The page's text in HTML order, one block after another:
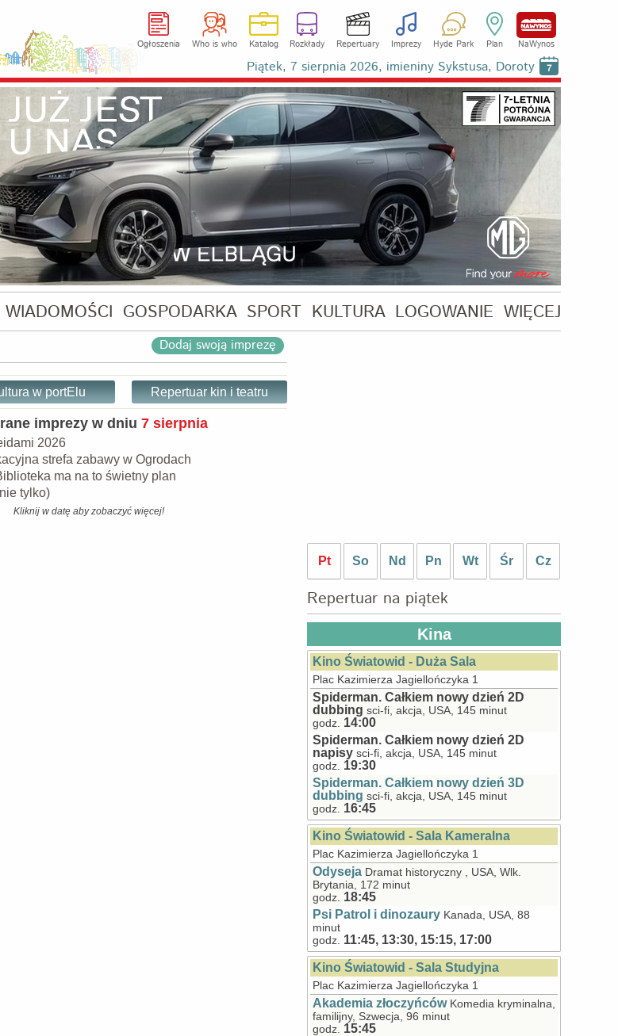
Ogłoszenia Who is who Katalog Rozkłady Repertuary Imprezy Hyde Park Plan NaWynos
Piątek, 7 sierpnia 2026, imieniny Sykstusa, Doroty 7
WIADOMOŚCI GOSPODARKA SPORT KULTURA LOGOWANIE WIĘCEJ
Dodaj swoją imprezę
w portElu Repertuar kin i teatru
imprezy w dniu 7 sierpnia
2026
strefa zabawy w Ogrodach
ma na to świetny plan
tylko)
Kliknij w datę aby zobaczyć więcej!
Pt So Nd Pn Wt Śr Cz
Repertuar na piątek
Kina
Kino Światowid - Duża Sala
Plac Kazimierza Jagiellończyka 1
Spiderman. Całkiem nowy dzień 2D
dubbing sci-fi, akcja, USA, 145 minut
godz. 14:00
Spiderman. Całkiem nowy dzień 2D
napisy sci-fi, akcja, USA, 145 minut
godz. 19:30
Spiderman. Całkiem nowy dzień 3D
dubbing sci-fi, akcja, USA, 145 minut
godz. 16:45
Kino Światowid - Sala Kameralna
Plac Kazimierza Jagiellończyka 1
Odyseja Dramat historyczny , USA, Wlk.
Brytania, 172 minut
godz. 18:45
Psi Patrol i dinozaury Kanada, USA, 88
minut
godz. 11:45, 13:30, 15:15, 17:00
Kino Światowid - Sala Studyjna
Plac Kazimierza Jagiellończyka 1
Akademia złoczyńców Komedia kryminalna,
familijny, Szwecja, 96 minut
godz. 15:45